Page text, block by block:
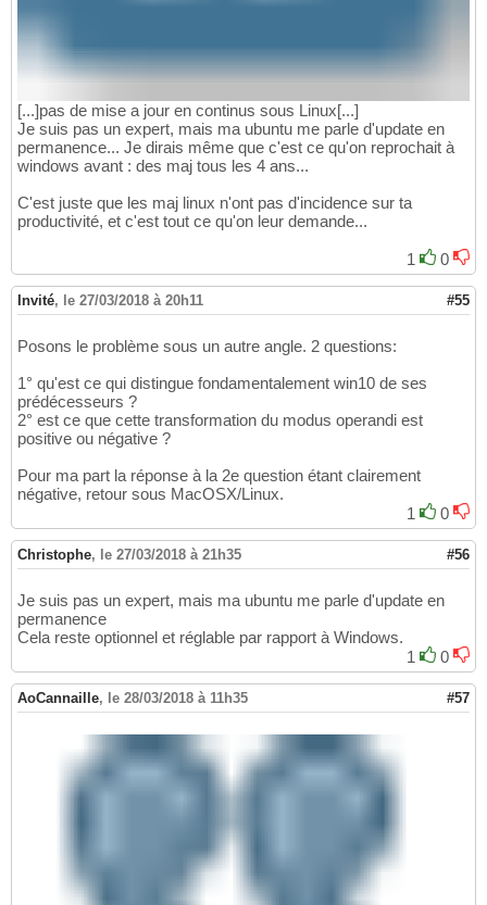
[...]pas de mise a jour en continus sous Linux[...]
Je suis pas un expert, mais ma ubuntu me parle d'update en
permanence... Je dirais même que c'est ce qu'on reprochait à
windows avant : des maj tous les 4 ans...
C'est juste que les maj linux n'ont pas d'incidence sur ta
productivité, et c'est tout ce qu'on leur demande...
1 0
Invité, le 27/03/2018 à 20h11 #55
Posons le problème sous un autre angle. 2 questions:
1° qu'est ce qui distingue fondamentalement win10 de ses
prédécesseurs ?
2° est ce que cette transformation du modus operandi est
positive ou négative ?
Pour ma part la réponse à la 2e question étant clairement
négative, retour sous MacOSX/Linux.
1
0
Christophe, le 27/03/2018 à 21h35 #56
Je suis pas un expert, mais ma ubuntu me parle d'update en
permanence
Cela reste optionnel et réglable par rapport à Windows.
1
0
AoCannaille, le 28/03/2018 à 11h35 #57